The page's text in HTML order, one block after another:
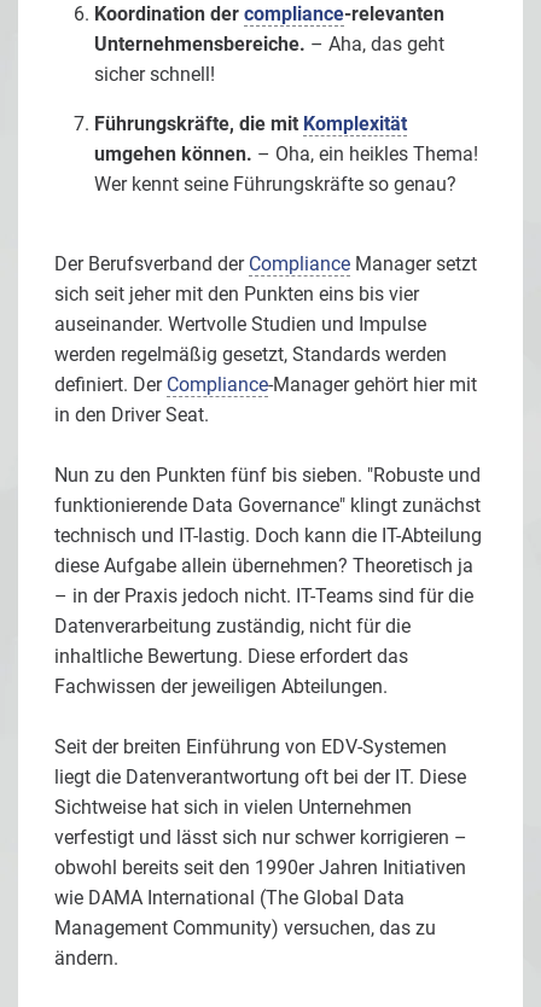
Koordination der compliance-relevanten
Unternehmensbereiche. – Aha, das geht
sicher schnell!
Führungskräfte, die mit Komplexität
umgehen können. – Oha, ein heikles Thema!
Wer kennt seine Führungskräfte so genau?
Der Berufsverband der Compliance Manager setzt
sich seit jeher mit den Punkten eins bis vier
auseinander. Wertvolle Studien und Impulse
werden regelmäßig gesetzt, Standards werden
definiert. Der Compliance-Manager gehört hier mit
in den Driver Seat.
Nun zu den Punkten fünf bis sieben. "Robuste und
funktionierende Data Governance" klingt zunächst
technisch und IT-lastig. Doch kann die IT-Abteilung
diese Aufgabe allein übernehmen? Theoretisch ja
– in der Praxis jedoch nicht. IT-Teams sind für die
Datenverarbeitung zuständig, nicht für die
inhaltliche Bewertung. Diese erfordert das
Fachwissen der jeweiligen Abteilungen.
Seit der breiten Einführung von EDV-Systemen
liegt die Datenverantwortung oft bei der IT. Diese
Sichtweise hat sich in vielen Unternehmen
verfestigt und lässt sich nur schwer korrigieren –
obwohl bereits seit den 1990er Jahren Initiativen
wie DAMA International (The Global Data
Management Community) versuchen, das zu
ändern.